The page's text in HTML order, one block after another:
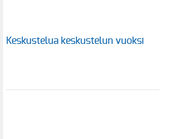
Keskustelua keskustelun vuoksi